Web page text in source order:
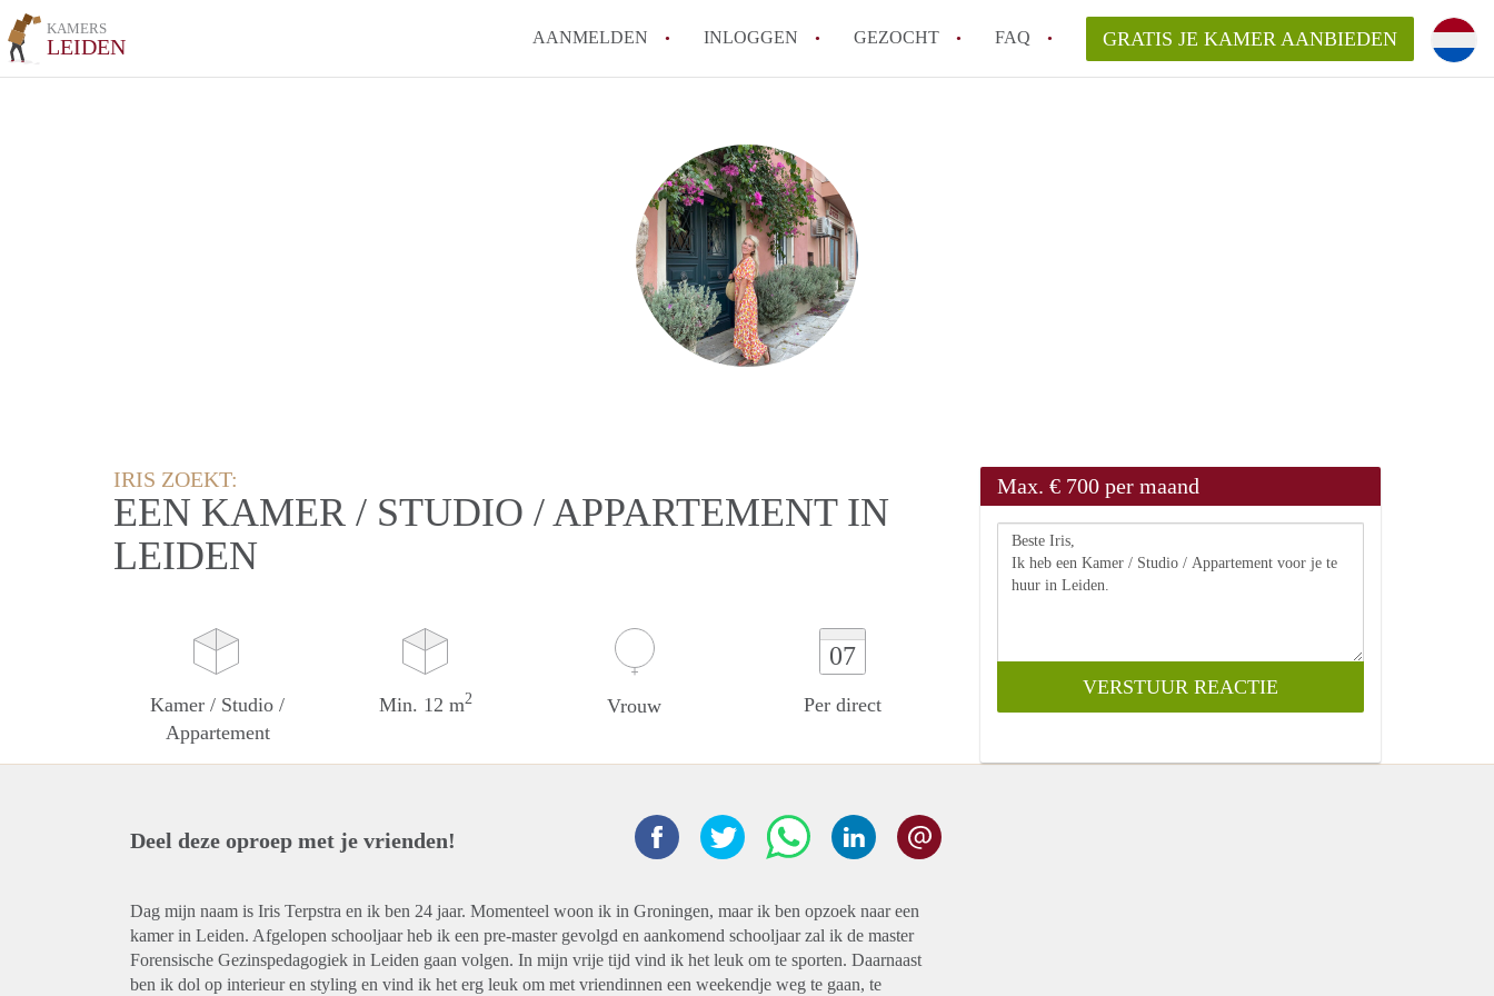
KAMERS
LEIDEN AANMELDEN INLOGGEN GEZOCHT FAQ
Wat is KamersLeiden?
Wat is de privacyverklaring van KamersLeiden?
Berekent KamersLeiden makelaarsvergoeding/bemiddelingsvergoeding?
Alle veelgestelde vragen
GRATIS JE KAMER AANBIEDEN
IRIS ZOEKT:
EEN KAMER / STUDIO / APPARTEMENT IN
LEIDEN
Kamer / Studio /
Appartement
Min. 12 m2 Vrouw
07
Per direct
Max. € 700 per maand
Deel deze oproep met je vrienden!
Dag mijn naam is Iris Terpstra en ik ben 24 jaar. Momenteel woon ik in Groningen, maar ik ben opzoek naar een
kamer in Leiden. Afgelopen schooljaar heb ik een pre-master gevolgd en aankomend schooljaar zal ik de master
Forensische Gezinspedagogiek in Leiden gaan volgen. In mijn vrije tijd vind ik het leuk om te sporten. Daarnaast
ben ik dol op interieur en styling en vind ik het erg leuk om met vriendinnen een weekendje weg te gaan, te